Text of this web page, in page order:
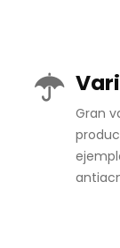
Gran